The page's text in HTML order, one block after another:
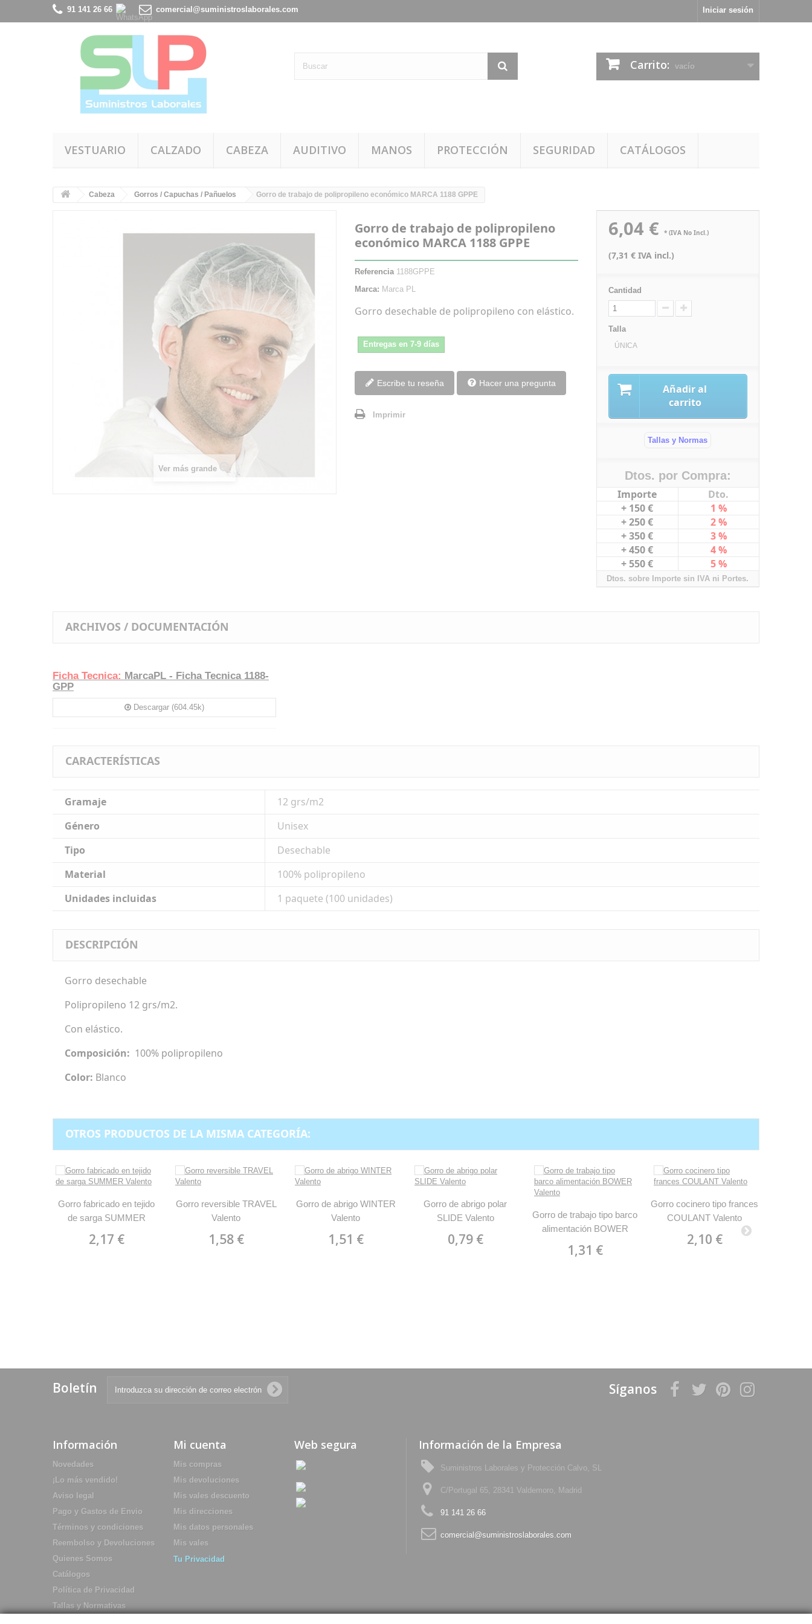
Iniciar sesión
91 141 26 66 comercial@suministroslaborales.com
Carrito: vacío
VESTUARIO CALZADO CABEZA AUDITIVO MANOS PROTECCIÓN SEGURIDAD CATÁLOGOS
Cabeza Gorros / Capuchas / Pañuelos Gorro de trabajo de polipropileno económico MARCA 1188 GPPE
Ver más grande
Gorro de trabajo de polipropileno
económico MARCA 1188 GPPE
Referencia 1188GPPE
Marca: Marca PL
Gorro desechable de polipropileno con elástico.
Entregas en 7-9 días
Escribe tu reseña Hacer una pregunta
Imprimir
6,04 € * (IVA No Incl.)
(7,31 € IVA incl.)
Cantidad
Talla
ÚNICA
Añadir al
carrito
Tallas y Normas
Dtos. por Compra:
Importe
Dto.
+ 150 €
1 %
+ 250 €
2 %
+ 350 €
3 %
+ 450 €
4 %
+ 550 €
5 %
Dtos. sobre Importe sin IVA ni Portes.
ARCHIVOS / DOCUMENTACIÓN
Ficha Tecnica: MarcaPL - Ficha Tecnica 1188-
GPP
Descargar (604.45k)
CARACTERÍSTICAS
Gramaje
12 grs/m2
Género
Unisex
Tipo
Desechable
Material
100% polipropileno
Unidades incluidas
1 paquete (100 unidades)
DESCRIPCIÓN
Gorro desechable
Polipropileno 12 grs/m2.
Con elástico.
Composición: 100% polipropileno
Color: Blanco
OTROS PRODUCTOS DE LA MISMA CATEGORÍA:
Gorro fabricado en tejido
de sarga SUMMER
2,17 €
Gorro reversible TRAVEL
Valento
1,58 €
Gorro de abrigo WINTER
Valento
1,51 €
Gorro de abrigo polar
SLIDE Valento
0,79 €
Gorro de trabajo tipo barco
alimentación BOWER
1,31 €
Gorro cocinero tipo frances
COULANT Valento
2,10 €
Boletín Síganos
Información
Novedades
¡Lo más vendido!
Aviso legal
Pago y Gastos de Envio
Términos y condiciones
Reembolso y Devoluciones
Quienes Somos
Catálogos
Política de Privacidad
Tallas y Normativas
Mi cuenta
Mis compras
Mis devoluciones
Mis vales descuento
Mis direcciones
Mis datos personales
Mis vales
Tu Privacidad
Web segura Información de la Empresa
Suministros Laborales y Protección Calvo, SL
C/Portugal 65, 28341 Valdemoro, Madrid
91 141 26 66
comercial@suministroslaborales.com